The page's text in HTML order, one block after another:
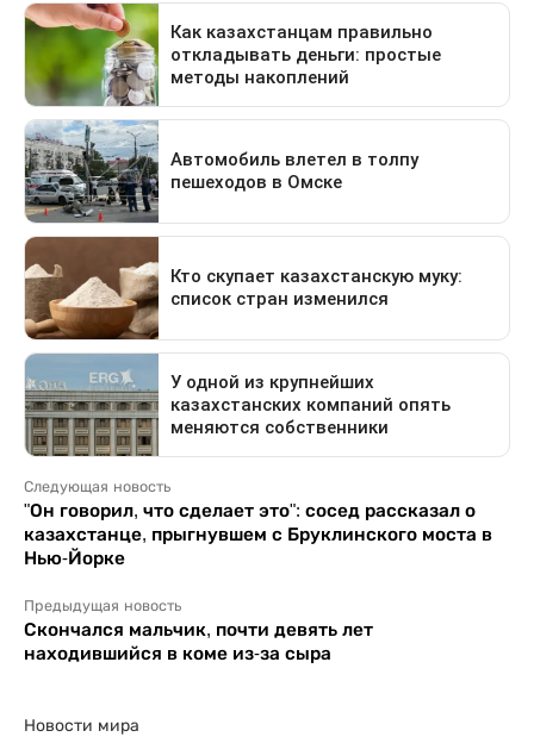
Следующая новость
"Он говорил, что сделает это": сосед рассказал о
казахстанце, прыгнувшем с Бруклинского моста в
Нью-Йорке
Предыдущая новость
Скончался мальчик, почти девять лет
находившийся в коме из-за сыра
Новости мира